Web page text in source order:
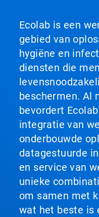
Ecolab is een
gebied van
hygiëne en
diensten die
beschermen. Al
bevordert
integratie van
onderbouwde
datagestuurde
en service van
unieke
om samen met
wat het beste is